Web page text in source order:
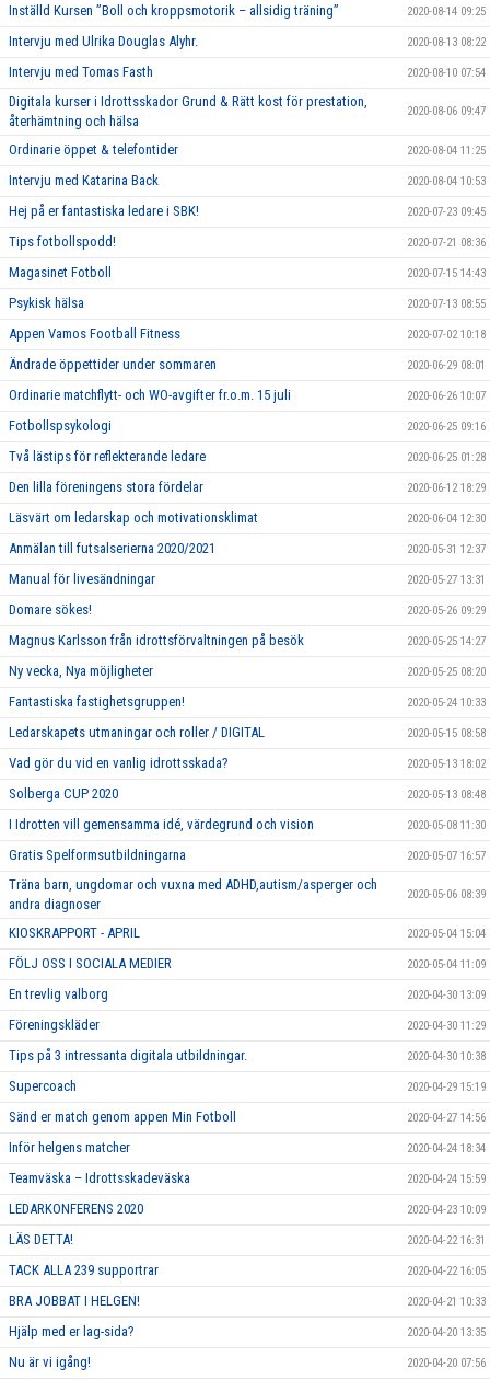
Inställd Kursen ”Boll och kroppsmotorik – allsidig träning” 2020-08-14 09:25
Intervju med Ulrika Douglas Alyhr. 2020-08-13 08:22
Intervju med Tomas Fasth 2020-08-10 07:54
Digitala kurser i Idrottsskador Grund & Rätt kost för prestation,
återhämtning och hälsa
2020-08-06 09:47
Ordinarie öppet & telefontider 2020-08-04 11:25
Intervju med Katarina Back 2020-08-04 10:53
Hej på er fantastiska ledare i SBK! 2020-07-23 09:45
Tips fotbollspodd! 2020-07-21 08:36
Magasinet Fotboll 2020-07-15 14:43
Psykisk hälsa 2020-07-13 08:55
Appen Vamos Football Fitness 2020-07-02 10:18
Ändrade öppettider under sommaren 2020-06-29 08:01
Ordinarie matchflytt- och WO-avgifter fr.o.m. 15 juli 2020-06-26 10:07
Fotbollspsykologi 2020-06-25 09:16
Två lästips för reflekterande ledare 2020-06-25 01:28
Den lilla föreningens stora fördelar 2020-06-12 18:29
Läsvärt om ledarskap och motivationsklimat 2020-06-04 12:30
Anmälan till futsalserierna 2020/2021 2020-05-31 12:37
Manual för livesändningar 2020-05-27 13:31
Domare sökes! 2020-05-26 09:29
Magnus Karlsson från idrottsförvaltningen på besök 2020-05-25 14:27
Ny vecka, Nya möjligheter 2020-05-25 08:20
Fantastiska fastighetsgruppen! 2020-05-24 10:33
Ledarskapets utmaningar och roller / DIGITAL 2020-05-15 08:58
Vad gör du vid en vanlig idrottsskada? 2020-05-13 18:02
Solberga CUP 2020 2020-05-13 08:48
I Idrotten vill gemensamma idé, värdegrund och vision 2020-05-08 11:30
Gratis Spelformsutbildningarna 2020-05-07 16:57
Träna barn, ungdomar och vuxna med ADHD,autism/asperger och
andra diagnoser
2020-05-06 08:39
KIOSKRAPPORT - APRIL 2020-05-04 15:04
FÖLJ OSS I SOCIALA MEDIER 2020-05-04 11:09
En trevlig valborg 2020-04-30 13:09
Föreningskläder 2020-04-30 11:29
Tips på 3 intressanta digitala utbildningar. 2020-04-30 10:38
Supercoach 2020-04-29 15:19
Sänd er match genom appen Min Fotboll 2020-04-27 14:56
Inför helgens matcher 2020-04-24 18:34
Teamväska – Idrottsskadeväska 2020-04-24 15:59
LEDARKONFERENS 2020 2020-04-23 10:09
LÄS DETTA! 2020-04-22 16:31
TACK ALLA 239 supportrar 2020-04-22 16:05
BRA JOBBAT I HELGEN! 2020-04-21 10:33
Hjälp med er lag-sida? 2020-04-20 13:35
Nu är vi igång! 2020-04-20 07:56